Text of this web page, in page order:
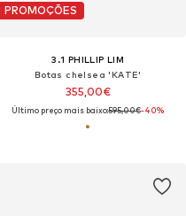
PROMOÇÕES
3.1 PHILLIP LIM
Botas chelsea 'KATE'
355,00€
Último preço mais baixo:595,00€-40%